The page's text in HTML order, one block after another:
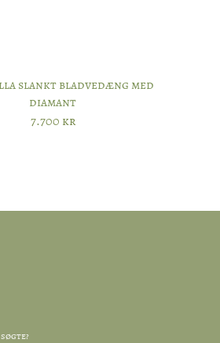
slankt bladvedæng med
diamant
7.700 kr